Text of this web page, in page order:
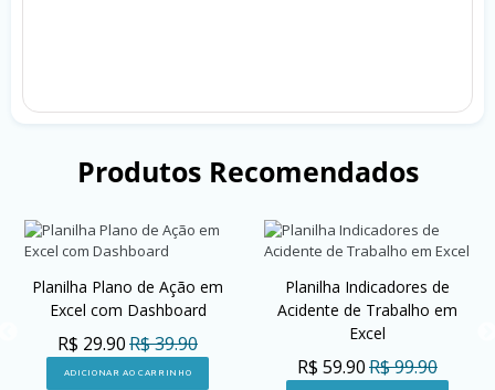
Produtos Recomendados
Planilha Plano de Ação em
Excel com Dashboard
R$ 29.90R$ 39.90
ADICIONAR AO CARRINHO
Planilha Indicadores de
Acidente de Trabalho em
Excel
R$ 59.90R$ 99.90